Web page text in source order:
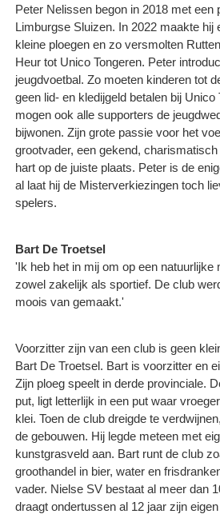
Peter Nelissen begon in 2018 met een
Limburgse Sluizen. In 2022 maakte hij
kleine ploegen en zo versmolten
Heur tot Unico Tongeren. Peter
jeugdvoetbal. Zo moeten kinderen tot
geen lid- en kledijgeld betalen bij Unico
mogen ook alle supporters de
bijwonen. Zijn grote passie voor het
grootvader, een gekend,
hart op de juiste plaats. Peter is de
al laat hij de Misterverkiezingen toch
spelers.
Bart De Troetsel
'Ik heb het in mij om op een natuurlijke
zowel zakelijk als sportief. De club
moois van gemaakt.'
Voorzitter zijn van een club is geen
Bart De Troetsel. Bart is voorzitter en
Zijn ploeg speelt in derde provinciale.
put, ligt letterlijk in een put waar
klei. Toen de club dreigde te
de gebouwen. Hij legde meteen met
kunstgrasveld aan. Bart runt de club
groothandel in bier, water en
vader. Nielse SV bestaat al meer dan
draagt ondertussen al 12 jaar zijn